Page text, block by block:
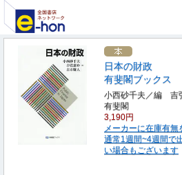
日本の財政
有斐閣ブックス
小西砂千夫／編 吉
有斐閣
3,190円
メーカーに在庫有
通常1週間~4週間
い場合もございます